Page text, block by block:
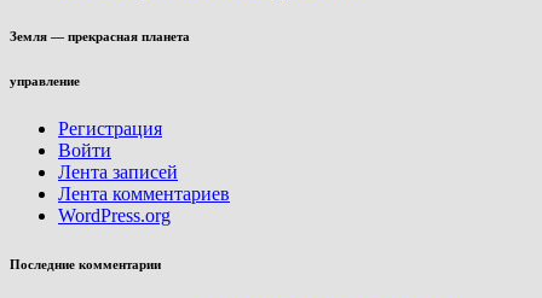
Земля — прекрасная планета
управление
Регистрация
Войти
Лента записей
Лента комментариев
WordPress.org
Последние комментарии